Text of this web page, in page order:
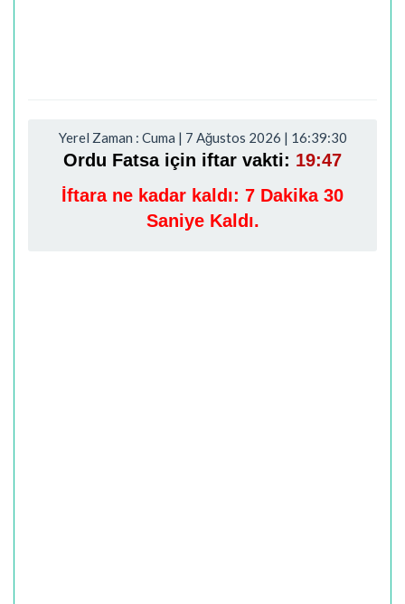
Yerel Zaman : Cuma | 7 Ağustos 2026 | 16:39:31
Ordu Fatsa için iftar vakti: 19:47
İftara ne kadar kaldı: 7 Dakika 29
Saniye Kaldı.